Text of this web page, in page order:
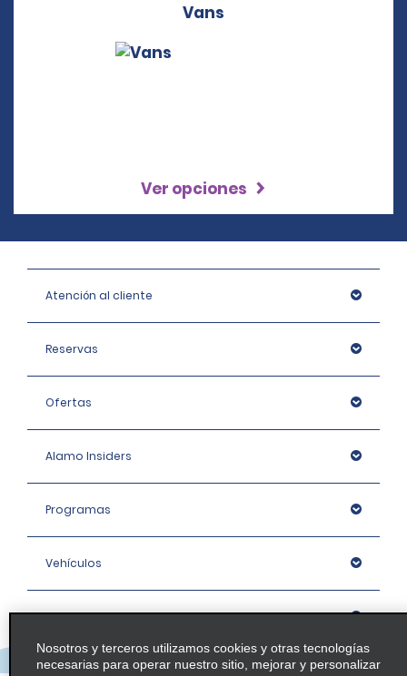
Vans
Ver opciones
Atención al cliente
Reservas
Ofertas
Alamo Insiders
Programas
Vehículos
Oficinas
Empresa
Nosotros y terceros utilizamos cookies y otras tecnologías
necesarias para operar nuestro sitio, mejorar y personalizar